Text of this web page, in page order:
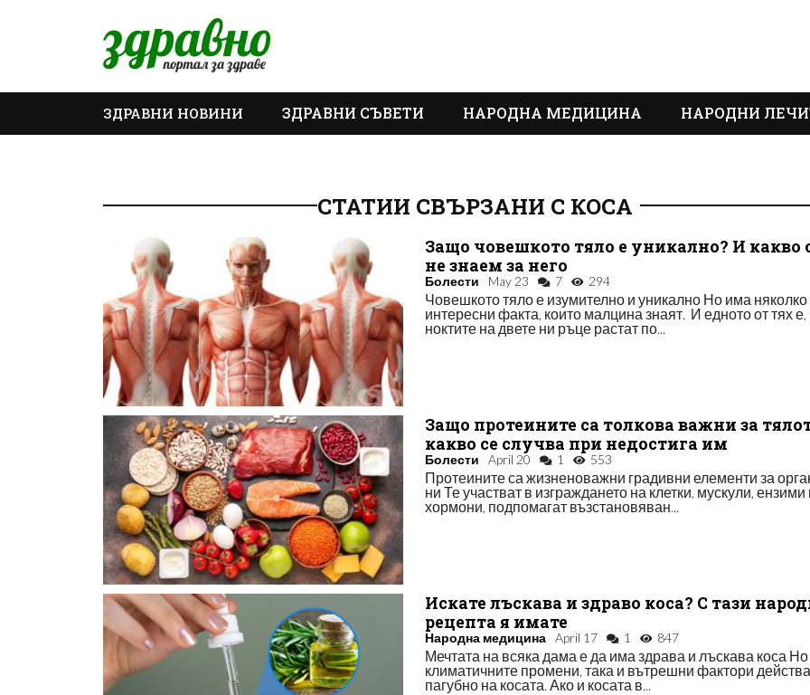
ЗДРАВНИ НОВИНИ ЗДРАВНИ СЪВЕТИ НАРОДНА МЕДИЦИНА НАРОДНИ
СТАТИИ СВЪРЗАНИ С КОСА
Защо човешкото тяло е уникално? И какво
не знаем за него
Болести May 23 7 294
Човешкото тяло е изумително и уникално Но има няколко
интересни факта, които малцина знаят. И едното от тях е,
ноктите на двете ни ръце растат по...
Защо протеините са толкова важни за
какво се случва при недостига им
Болести April 20 1 553
Протеините са жизненоважни градивни елементи за
ни Те участват в изграждането на клетки, мускули, ензими
хормони, подпомагат възстановяван...
Искате лъскава и здраво коса? С тази
рецепта я имате
Народна медицина April 17 1 847
Мечтата на всяка дама е да има здрава и лъскава коса Но
климатичните промени, така и вътрешни фактори
пагубно на косата. Ако и косата в...